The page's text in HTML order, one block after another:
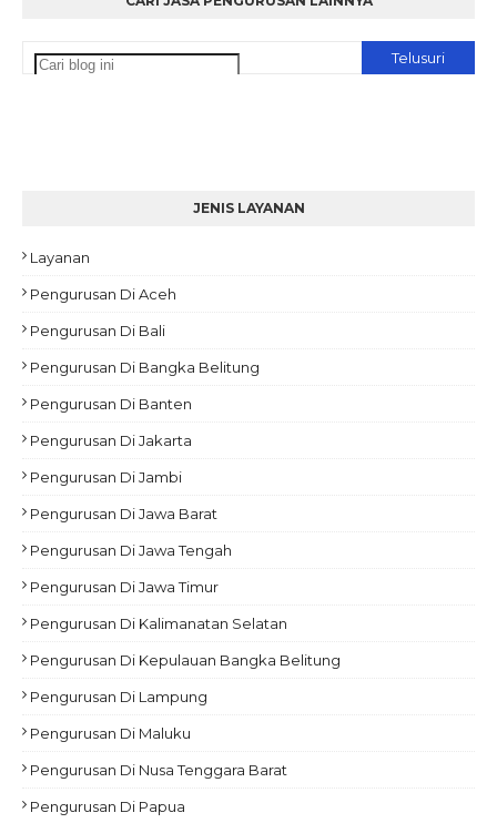
JENIS LAYANAN
Layanan
Pengurusan Di Aceh
Pengurusan Di Bali
Pengurusan Di Bangka Belitung
Pengurusan Di Banten
Pengurusan Di Jakarta
Pengurusan Di Jambi
Pengurusan Di Jawa Barat
Pengurusan Di Jawa Tengah
Pengurusan Di Jawa Timur
Pengurusan Di Kalimanatan Selatan
Pengurusan Di Kepulauan Bangka Belitung
Pengurusan Di Lampung
Pengurusan Di Maluku
Pengurusan Di Nusa Tenggara Barat
Pengurusan Di Papua